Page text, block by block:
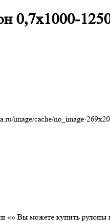
0,7х1000-
image/cache/no_image-
«» Вы можете купить рулоны